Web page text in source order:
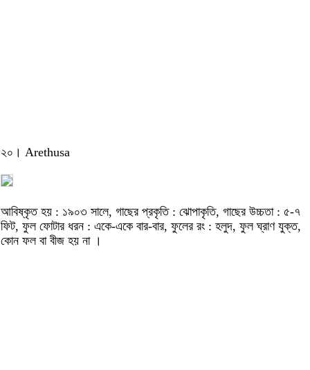
২০। Arethusa
আবিষ্কৃত হয় : ১৯০৩ সালে, গাছের প্রকৃতি : ঝোপাকৃতি, গাছের উচ্চতা : ৫-৭
ফিট, ফুল ফোটার ধরন : একে-একে বার-বার, ফুলের রং : হলুদ, ফুল ঘ্রাণ যুক্ত,
কোন ফল বা বীজ হয় না ।